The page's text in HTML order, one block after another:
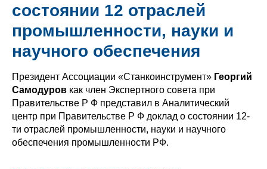
состоянии 12 отраслей
промышленности, науки и
научного обеспечения
Президент Ассоциации «Станкоинструмент» Георгий
Самодуров как член Экспертного совета при
Правительстве Р Ф представил в Аналитический
центр при Правительстве Р Ф доклад о состоянии 12-
ти отраслей промышленности, науки и научного
обеспечения промышленности РФ.